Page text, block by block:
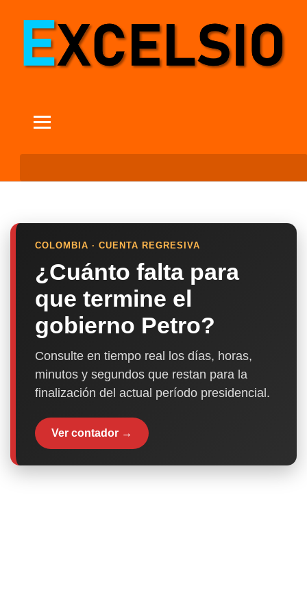
COLOMBIA · CUENTA REGRESIVA
¿Cuánto falta para
que termine el
gobierno Petro?
Consulte en tiempo real los días, horas,
minutos y segundos que restan para la
finalización del actual período presidencial.
Ver contador →